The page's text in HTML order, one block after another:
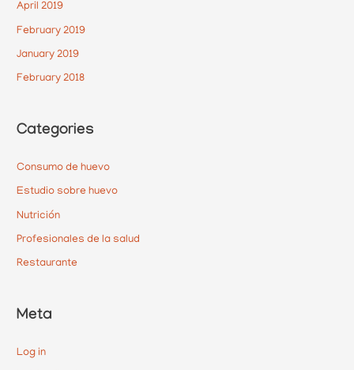
April 2019
February 2019
January 2019
February 2018
Categories
Consumo de huevo
Estudio sobre huevo
Nutrición
Profesionales de la salud
Restaurante
Meta
Log in